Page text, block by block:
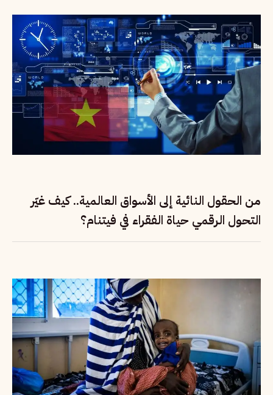
من الحقول النائية إلى الأسواق العالمية.. كيف غيّر
التحول الرقمي حياة الفقراء في فيتنام؟